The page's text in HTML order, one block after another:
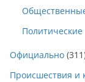
Официально
Происшествия и